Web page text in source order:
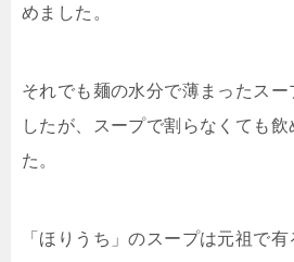
めました。
それでも麺の水分で薄まったスー
したが、スープで割らなくても
た。
「ほりうち」のスープは元祖で